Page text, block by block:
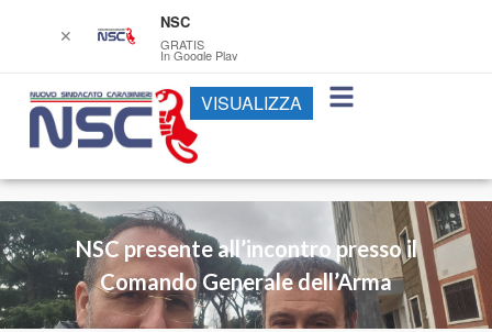
NSC presente all’incontro presso il
Comando Generale dell’Arma
✕
NSC
GRATIS
In Google Play
VISUALIZZA